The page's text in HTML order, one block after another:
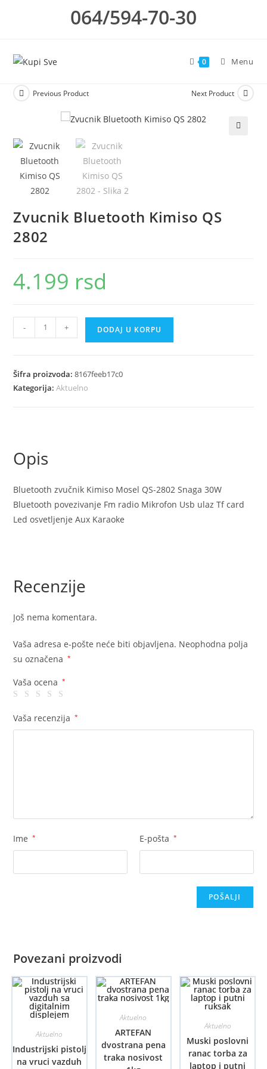
064/594-70-30
0 Menu
Previous Product Next Product
Zvucnik Bluetooth Kimiso QS
2802
4.199 rsd
Bluetooth
QS
2802
- + DODAJ U KORPU
Šifra proizvoda:8167feeb17c0
Kategorija:Aktuelno
Opis
Bluetooth zvučnik Kimiso Mosel QS-2802 Snaga 30W
Bluetooth povezivanje Fm radio Mikrofon Usb ulaz Tf card
Led osvetljenje Aux Karaoke
Recenzije
Još nema komentara.
Vaša adresa e-pošte neće biti objavljena. Neophodna polja
su označena
*
Vaša ocena *
Vaša recenzija *
Ime * E-pošta *
Povezani proizvodi
Aktuelno
Industrijski pistolj
na vruci vazduh
Aktuelno
ARTEFAN
dvostrana pena
traka nosivost
Aktuelno
Muski poslovni
ranac torba za
laptop i putni